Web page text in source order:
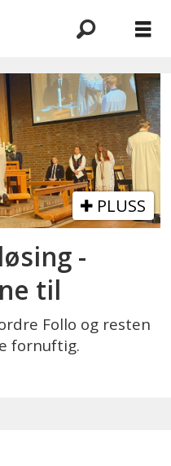
PLUSS
-
til
Follo og resten
fornuftig.